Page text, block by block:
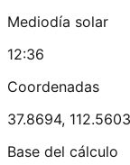
Mediodía solar
12:36
Coordenadas
37.8694, 112.5603
Base del cálculo